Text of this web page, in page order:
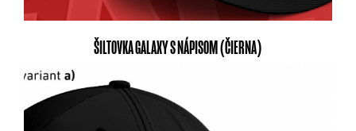
ŠILTOVKA GALAXY S NÁPISOM (ČIERNA)